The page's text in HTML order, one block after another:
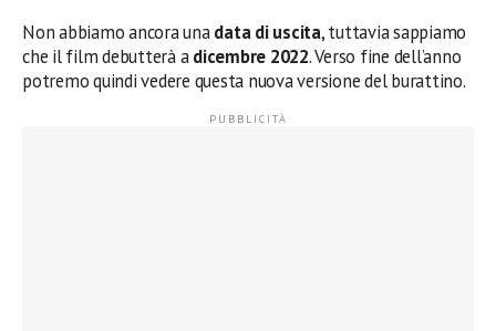
Non abbiamo ancora unadata di uscita, tuttavia sappiamo
che il film debutterà adicembre 2022. Verso fine dell’anno
potremo quindi vedere questa nuova versione del burattino.